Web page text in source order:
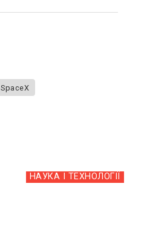
SpaceX
НАУКА І ТЕХНОЛОГІЇ